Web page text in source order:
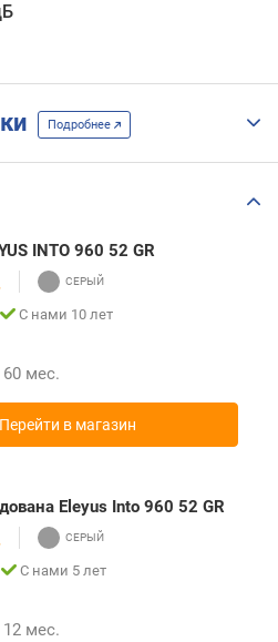
Подробнее
INTO 960 52 GR
С нами 10 лет
60 мес.
Перейти в магазин
Eleyus Into 960 52 GR
С нами 5 лет
12 мес.